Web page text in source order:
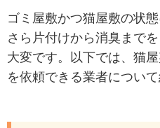
ゴミ屋敷かつ猫屋敷の状
さら片付けから消臭まで
大変です。以下では、猫
を依頼できる業者につい